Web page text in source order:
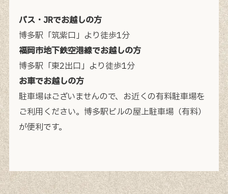
バス・JRでお越しの方
博多駅「筑紫口」より徒歩1分
福岡市地下鉄空港線でお越しの方
博多駅「東2出口」より徒歩1分
お車でお越しの方
駐車場はございませんので、お近くの有料駐車場を
ご利用ください。 博多駅ビルの屋上駐車場（有料）
が便利です。